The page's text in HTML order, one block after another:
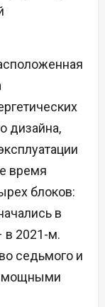
дизайна,
время
блоков:
в
в 2021-м.
седьмого и
мощными